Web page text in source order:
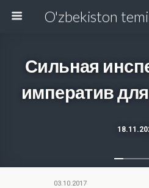
Сильная
императив
03.10.2017